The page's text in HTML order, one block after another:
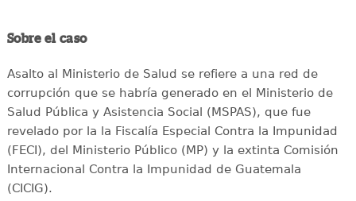
Sobre el caso
Asalto al Ministerio de Salud se refiere a una red de
corrupción que se habría generado en el Ministerio de
Salud Pública y Asistencia Social (MSPAS), que fue
revelado por la la Fiscalía Especial Contra la Impunidad
(FECI), del Ministerio Público (MP) y la extinta Comisión
Internacional Contra la Impunidad de Guatemala
(CICIG).